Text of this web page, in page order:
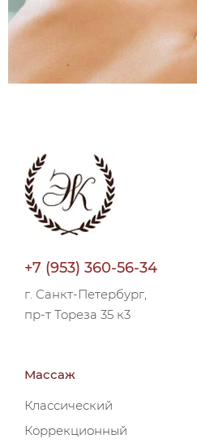
+7 (953) 360-56-34
г. Санкт-Петербург,
пр-т Тореза 35 к3
Массаж
Классический
Коррекционный